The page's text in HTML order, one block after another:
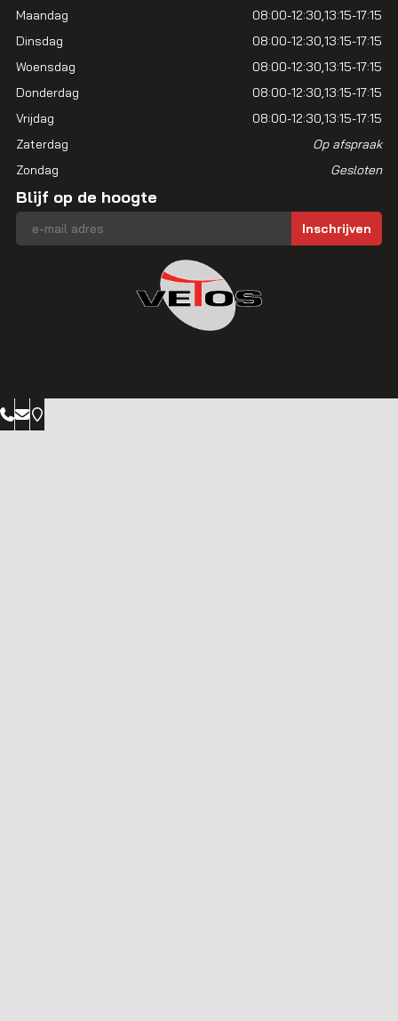
Maandag 08:00-12:3013:15-17:15
Dinsdag
08:00-12:3013:15-17:15
Woensdag
08:00-12:3013:15-17:15
Donderdag
08:00-12:3013:15-17:15
Vrijdag
08:00-12:3013:15-17:15
Zaterdag
Op afspraak
Zondag
Gesloten
Blijf op de hoogte
E-mailadres